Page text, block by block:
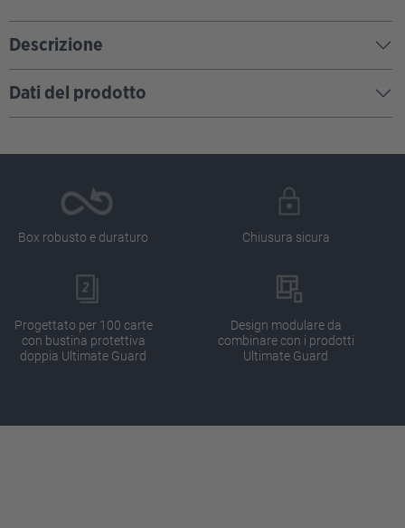
Descrizione
Dati del prodotto
Box robusto e duraturo Chiusura sicura
Progettato per 100 carte
con bustina protettiva
doppia Ultimate Guard
Design modulare da
combinare con i prodotti
Ultimate Guard